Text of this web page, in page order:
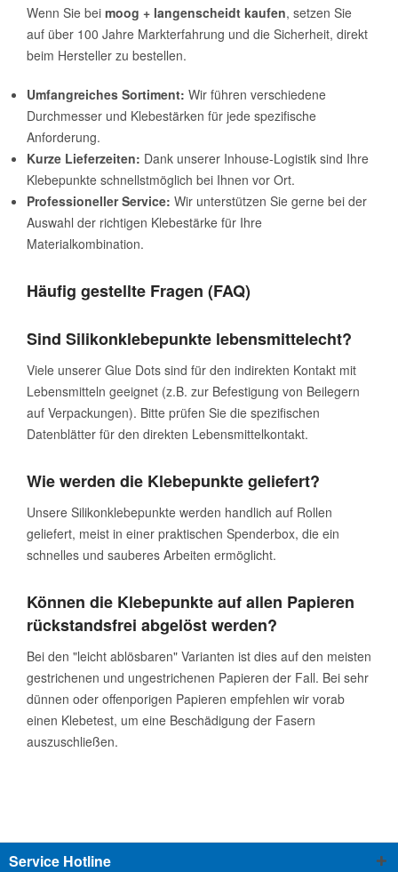
Wenn Sie bei moog + langenscheidt kaufen, setzen Sie
auf über 100 Jahre Markterfahrung und die Sicherheit, direkt
beim Hersteller zu bestellen.
Umfangreiches Sortiment: Wir führen verschiedene
Durchmesser und Klebestärken für jede spezifische
Anforderung.
Kurze Lieferzeiten: Dank unserer Inhouse-Logistik sind Ihre
Klebepunkte schnellstmöglich bei Ihnen vor Ort.
Professioneller Service: Wir unterstützen Sie gerne bei der
Auswahl der richtigen Klebestärke für Ihre
Materialkombination.
Häufig gestellte Fragen (FAQ)
Sind Silikonklebepunkte lebensmittelecht?
Viele unserer Glue Dots sind für den indirekten Kontakt mit
Lebensmitteln geeignet (z.B. zur Befestigung von Beilegern
auf Verpackungen). Bitte prüfen Sie die spezifischen
Datenblätter für den direkten Lebensmittelkontakt.
Wie werden die Klebepunkte geliefert?
Unsere Silikonklebepunkte werden handlich auf Rollen
geliefert, meist in einer praktischen Spenderbox, die ein
schnelles und sauberes Arbeiten ermöglicht.
Können die Klebepunkte auf allen Papieren
rückstandsfrei abgelöst werden?
Bei den "leicht ablösbaren" Varianten ist dies auf den meisten
gestrichenen und ungestrichenen Papieren der Fall. Bei sehr
dünnen oder offenporigen Papieren empfehlen wir vorab
einen Klebetest, um eine Beschädigung der Fasern
auszuschließen.
Service Hotline